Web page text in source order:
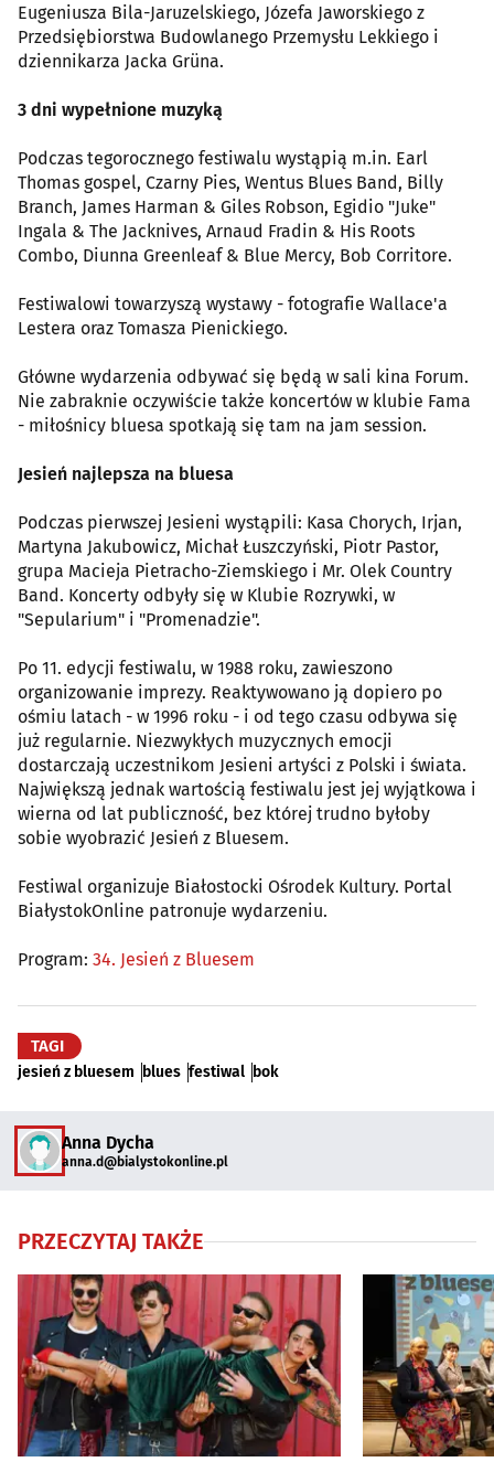
Eugeniusza Bila-Jaruzelskiego, Józefa Jaworskiego z
Przedsiębiorstwa Budowlanego Przemysłu Lekkiego i
dziennikarza Jacka Grüna.
3 dni wypełnione muzyką
Podczas tegorocznego festiwalu wystąpią m.in. Earl
Thomas gospel, Czarny Pies, Wentus Blues Band, Billy
Branch, James Harman & Giles Robson, Egidio "Juke"
Ingala & The Jacknives, Arnaud Fradin & His Roots
Combo, Diunna Greenleaf & Blue Mercy, Bob Corritore.
Festiwalowi towarzyszą wystawy - fotografie Wallace'a
Lestera oraz Tomasza Pienickiego.
Główne wydarzenia odbywać się będą w sali kina Forum.
Nie zabraknie oczywiście także koncertów w klubie Fama
- miłośnicy bluesa spotkają się tam na jam session.
Jesień najlepsza na bluesa
Podczas pierwszej Jesieni wystąpili: Kasa Chorych, Irjan,
Martyna Jakubowicz, Michał Łuszczyński, Piotr Pastor,
grupa Macieja Pietracho-Ziemskiego i Mr. Olek Country
Band. Koncerty odbyły się w Klubie Rozrywki, w
"Sepularium" i "Promenadzie".
Po 11. edycji festiwalu, w 1988 roku, zawieszono
organizowanie imprezy. Reaktywowano ją dopiero po
ośmiu latach - w 1996 roku - i od tego czasu odbywa się
już regularnie. Niezwykłych muzycznych emocji
dostarczają uczestnikom Jesieni artyści z Polski i świata.
Największą jednak wartością festiwalu jest jej wyjątkowa i
wierna od lat publiczność, bez której trudno byłoby
sobie wyobrazić Jesień z Bluesem.
Festiwal organizuje Białostocki Ośrodek Kultury. Portal
BiałystokOnline patronuje wydarzeniu.
Program: 34. Jesień z Bluesem
TAGI
jesień z bluesem blues festiwal bok
Anna Dycha
anna.d@bialystokonline.pl
PRZECZYTAJ TAKŻE